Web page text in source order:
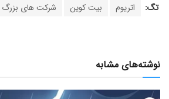
تگ: اتریوم بیت کوین شرکت های بزرگ
نوشته‌های مشابه